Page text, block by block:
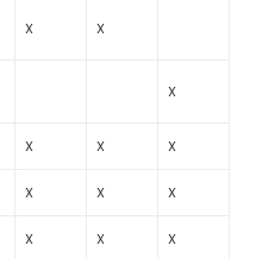
X X
X
X X
X
X X
X
X X
X